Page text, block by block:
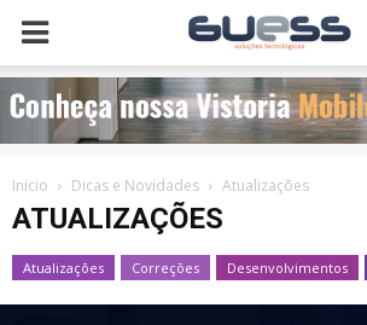
Inicio Dicas e Novidades Atualizações
ATUALIZAÇÕES
Atualizações Correções Desenvolvimentos